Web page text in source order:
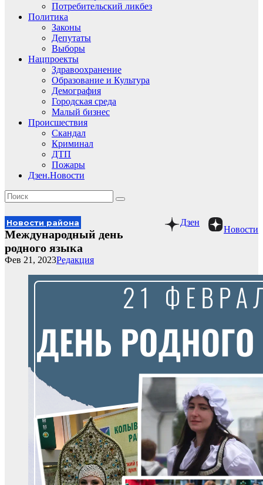
Потребительский ликбез
Политика
Законы
Депутаты
Выборы
Нацпроекты
Здравоохранение
Образование и Культура
Демография
Городская среда
Малый бизнес
Происшествия
Скандал
Криминал
ДТП
Пожары
Дзен.Новости
Новости
Дзен
Новости района
Международный день
родного языка
Редакция
Фев 21, 2023